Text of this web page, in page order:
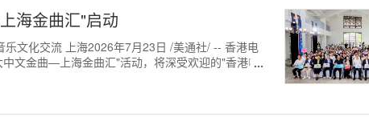
海金曲汇"启动
文化交流 上海2026年7月23日 /美通社/ -- 香港电
文金曲—上海金曲汇"活动，将深受欢迎的"香港唱